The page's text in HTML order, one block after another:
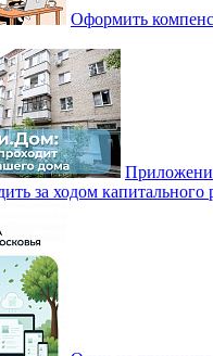
Оформить
за ходом капитального